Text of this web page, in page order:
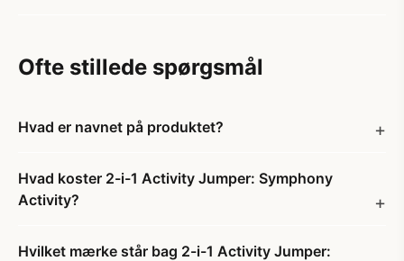
Ofte stillede spørgsmål
Hvad er navnet på produktet?
Hvad koster 2-i-1 Activity Jumper: Symphony
Activity?
Hvilket mærke står bag 2-i-1 Activity Jumper: